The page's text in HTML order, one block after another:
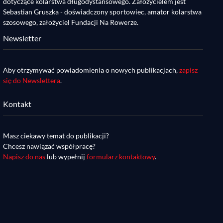
Sebastian Gruszka - doświadczony sportowiec, amator kolarstwa
szosowego, założyciel Fundacji Na Rowerze.
Newsletter
Aby otrzymywać powiadomienia o nowych publikacjach,zapisz
się do Newslettera.
Kontakt
Masz ciekawy temat do publikacji?
Chcesz nawiązać współpracę?
Napisz do nas lub wypełnijformularz kontaktowy.